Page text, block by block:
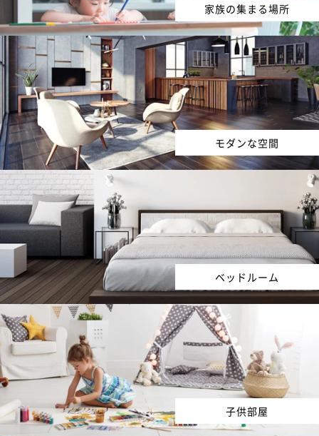
家族の集まる場所
モダンな空間
ベッドルーム
子供部屋